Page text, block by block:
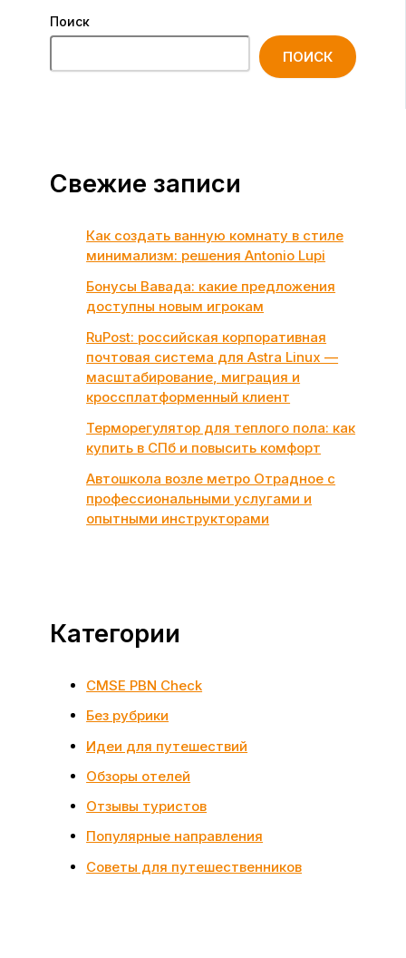
Поиск
ПОИСК
Свежие записи
Как создать ванную комнату в стиле
минимализм: решения Antonio Lupi
Бонусы Вавада: какие предложения
доступны новым игрокам
RuPost: российская корпоративная
почтовая система для Astra Linux —
масштабирование, миграция и
кроссплатформенный клиент
Терморегулятор для теплого пола: как
купить в СПб и повысить комфорт
Автошкола возле метро Отрадное с
профессиональными услугами и
опытными инструкторами
Категории
CMSE PBN Check
Без рубрики
Идеи для путешествий
Обзоры отелей
Отзывы туристов
Популярные направления
Советы для путешественников